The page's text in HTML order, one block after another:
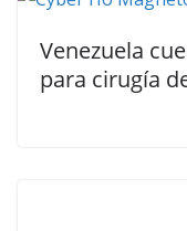
Venezuela
para cirugía